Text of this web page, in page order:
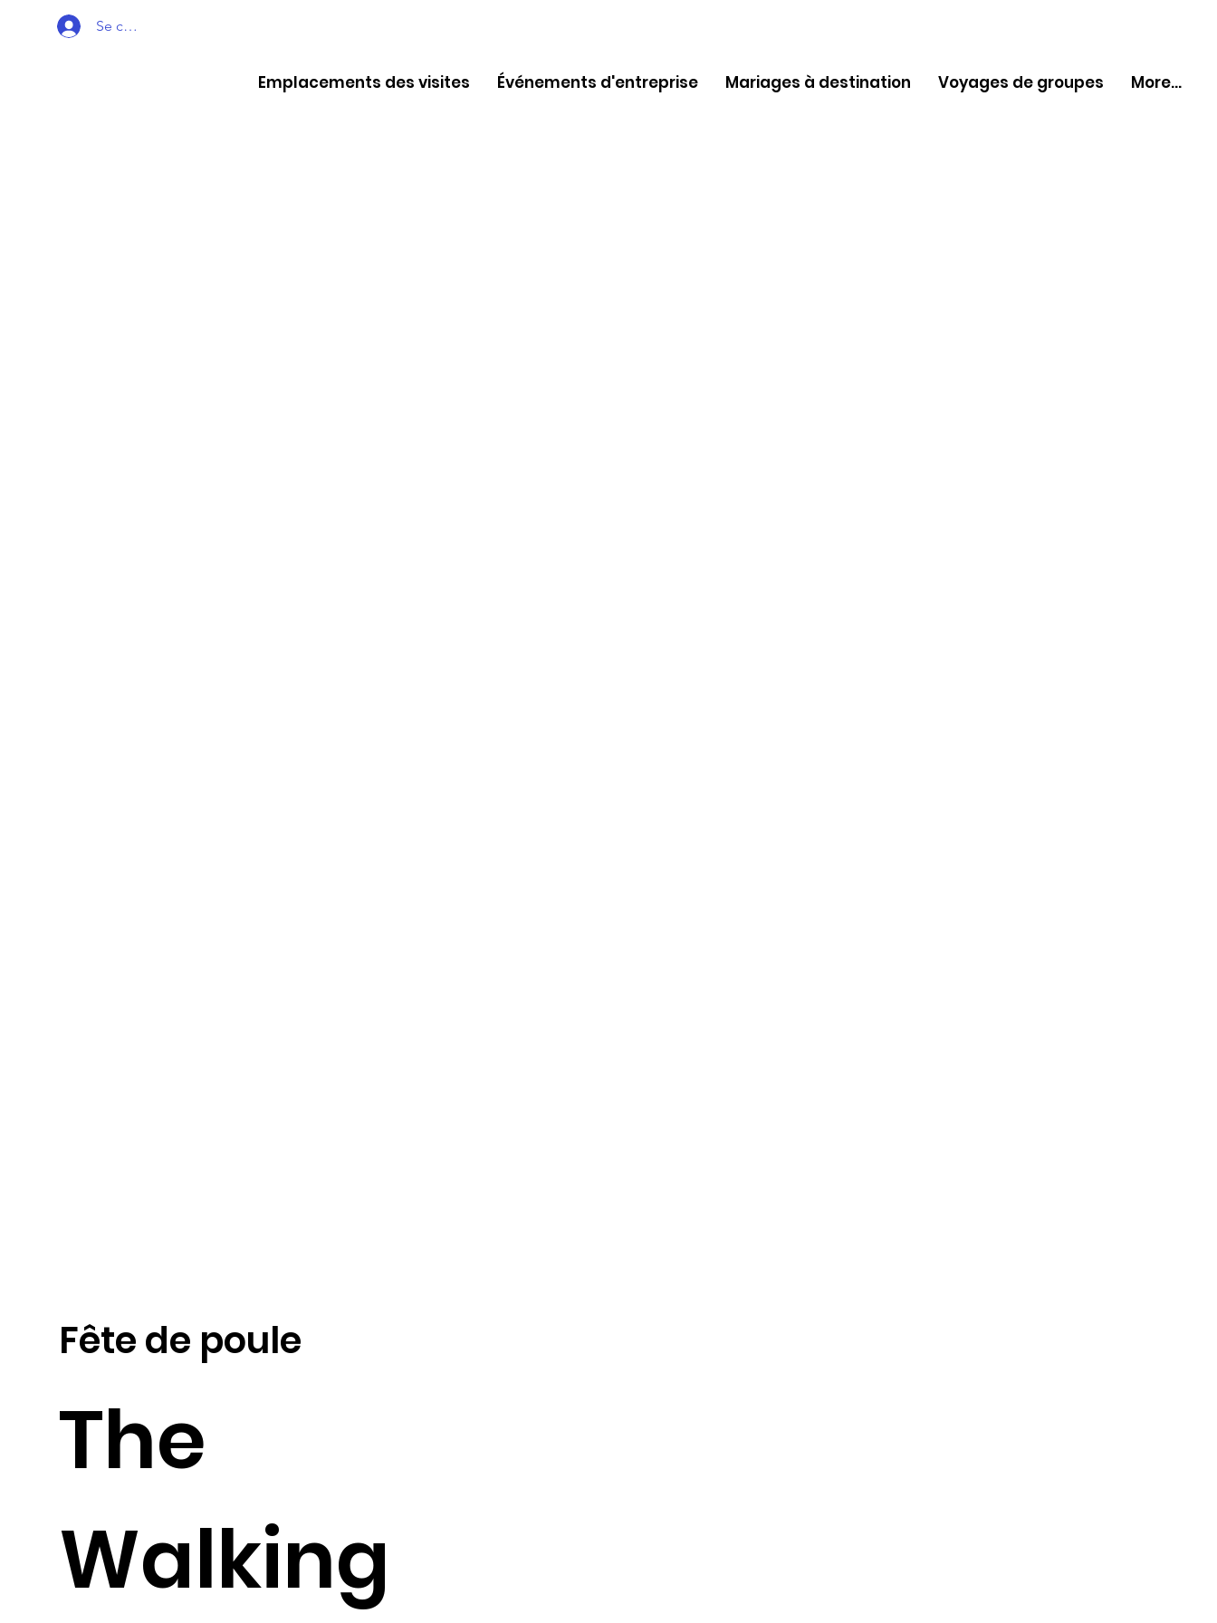
Se connecter
Emplacements des visites Événements d'entreprise Mariages à destination Voyages de groupes More...
Fête de poule
The
Walking